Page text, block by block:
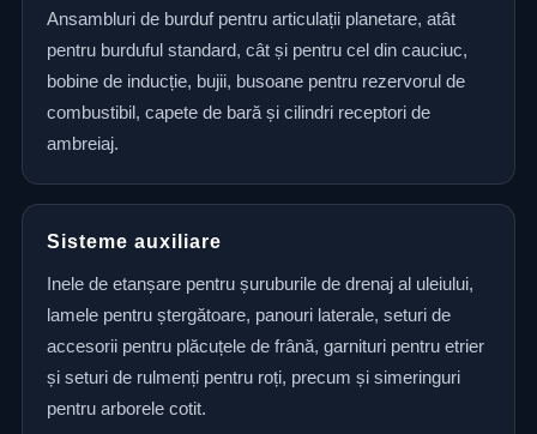
Ansambluri de burduf pentru articulații planetare, atât
pentru burduful standard, cât și pentru cel din cauciuc,
bobine de inducție, bujii, busoane pentru rezervorul de
combustibil, capete de bară și cilindri receptori de
ambreiaj.
Sisteme auxiliare
Inele de etanșare pentru șuruburile de drenaj al uleiului,
lamele pentru ștergătoare, panouri laterale, seturi de
accesorii pentru plăcuțele de frână, garnituri pentru etrier
și seturi de rulmenți pentru roți, precum și simeringuri
pentru arborele cotit.